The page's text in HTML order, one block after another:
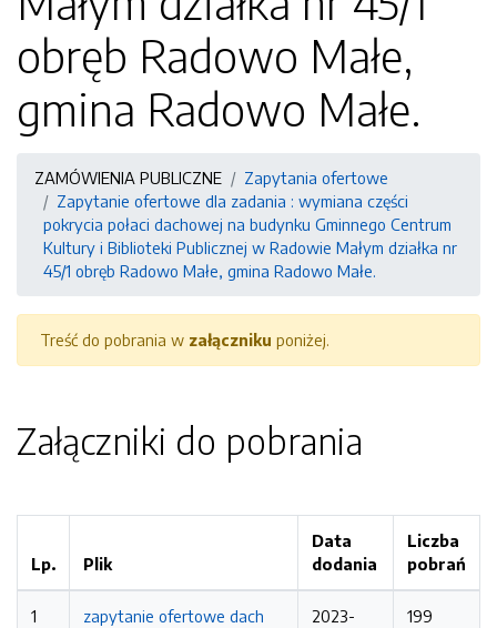
obręb Radowo Małe,
gmina Radowo Małe.
ZAMÓWIENIA PUBLICZNE
Zapytania ofertowe
Zapytanie ofertowe dla zadania : wymiana części
pokrycia połaci dachowej na budynku Gminnego Centrum
Kultury i Biblioteki Publicznej w Radowie Małym działka nr
45/1 obręb Radowo Małe, gmina Radowo Małe.
Treść do pobrania w załączniku poniżej.
Załączniki do pobrania
Lp. Plik
Data
dodania
Liczba
pobrań
1
zapytanie ofertowe dach
2023-
199